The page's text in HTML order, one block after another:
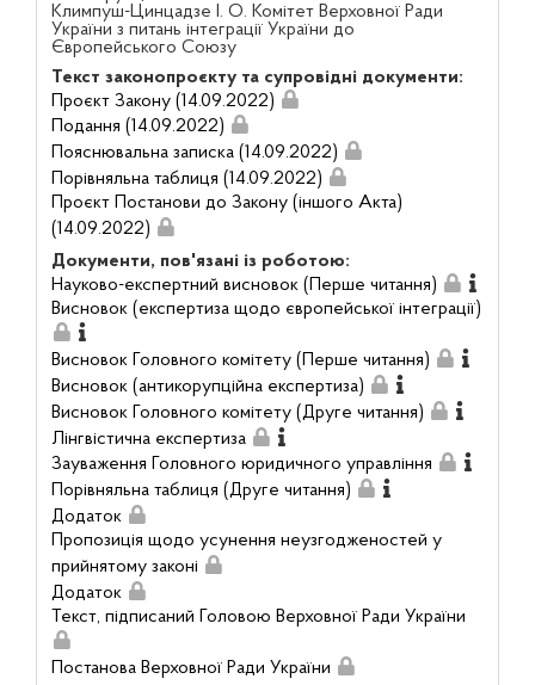
Климпуш-Цинцадзе І. О. Комітет Верховної Ради
України з питань інтеграції України до
Європейського Союзу
Текст законопроєкту та супровідні документи:
Проєкт Закону (14.09.2022)
Подання (14.09.2022)
Пояснювальна записка (14.09.2022)
Порівняльна таблиця (14.09.2022)
Проєкт Постанови до Закону (іншого Акта)
(14.09.2022)
Документи, пов'язані із роботою:
Науково-експертний висновок (Перше читання)
Висновок (експертиза щодо європейської інтеграції)
Висновок Головного комітету (Перше читання)
Висновок (антикорупційна експертиза)
Висновок Головного комітету (Друге читання)
Лінгвістична експертиза
Зауваження Головного юридичного управління
Порівняльна таблиця (Друге читання)
Додаток
Пропозиція щодо усунення неузгодженостей у
прийнятому законі
Додаток
Текст, підписаний Головою Верховної Ради України
Постанова Верховної Ради України